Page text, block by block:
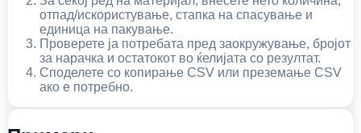
отпад/искористување, стапка на спасување и
единица на пакување.
Проверете ја потребата пред заокружување, бројот
за нарачка и остатокот во ќелијата со резултат.
Споделете со копирање CSV или преземање CSV
ако е потребно.